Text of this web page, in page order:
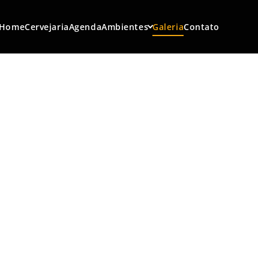
HomeCervejariaAgendaAmbientes GaleriaContato